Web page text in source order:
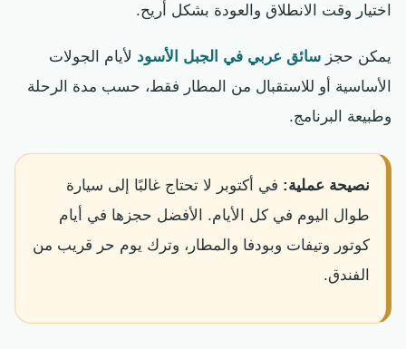
اختيار وقت الانطلاق والعودة بشكل أريح.
يمكن حجز سائق عربي في الجبل الأسود لأيام الجولات
الأساسية أو للاستقبال من المطار فقط، حسب مدة الرحلة
وطبيعة البرنامج.
نصيحة عملية: في أكتوبر لا تحتاج غالبًا إلى سيارة
طوال اليوم في كل الأيام. الأفضل حجزها في أيام
كوتور وتيفات وبودفا والمطار، وترك يوم حر قريب من
الفندق.